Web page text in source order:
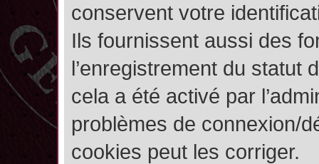
conservent votre
Ils fournissent aussi des
l’enregistrement du statut
cela a été activé par
problèmes de connexion/
cookies peut les corriger.